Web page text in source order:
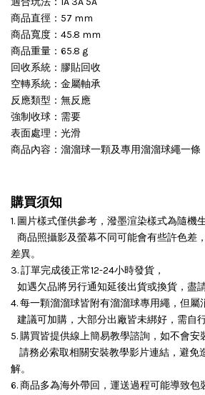
商品直徑：57 mm
商品寬度：45.8 mm
商品重量：65.8 g
回收系統：膠貼回收
空轉系統：金屬軸承
反應類型：無反應
強制收球：需要
表面處理：光滑
商品內容：溜溜球一顆及專用溜溜球繩一條
購買須知
1. 圖片樣式僅供參考，潑墨渲染樣式為隨機
商品照攝影及螢幕不同可能會有些許色差
差異。
3. 訂單完成後正常12-24小時發貨，
如遇欠品將另行通知延後出貨或換貨，盡請
4. 每一顆溜溜球皆附有溜溜球專用繩，但屬
建議可加購，大部分出廠皆未綁好，需自行
5. 購買皆提供線上簡易教學諮詢，如不會安
請務必索取相關安裝教學影片連結，避免
解。
6. 商品多為海外帶回，運送過程可能導致包